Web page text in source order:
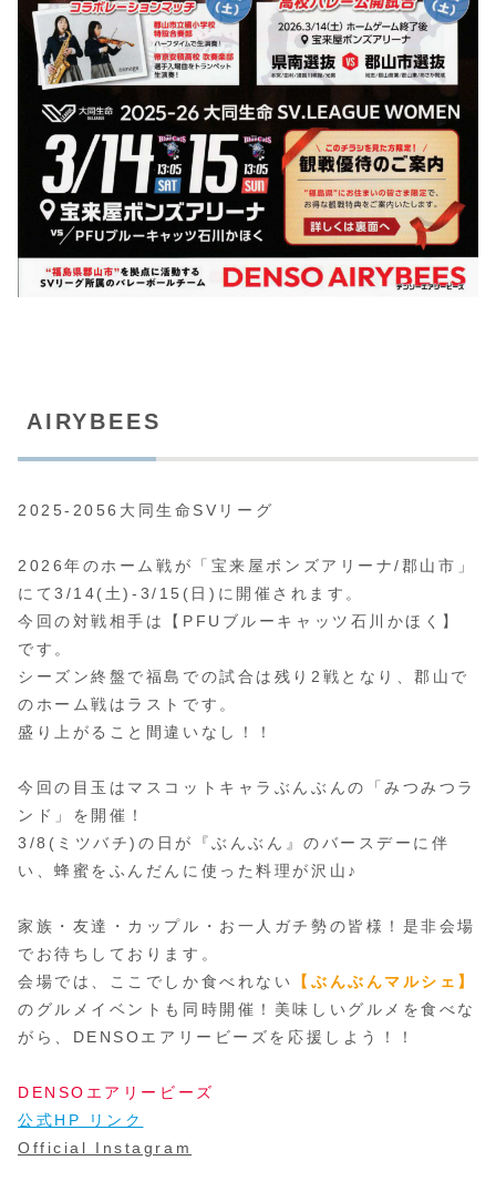
AIRYBEES
2025-2056大同生命SVリーグ
2026年のホーム戦が「宝来屋ボンズアリーナ/郡山市」
にて3/14(土)-3/15(日)に開催されます。
今回の対戦相手は【PFUブルーキャッツ石川かほく】
です。
シーズン終盤で福島での試合は残り2戦となり、郡山で
のホーム戦はラストです。
盛り上がること間違いなし！！
今回の目玉はマスコットキャラぶんぶんの「みつみつラ
ンド」を開催！
3/8(ミツバチ)の日が『ぶんぶん』のバースデーに伴
い、蜂蜜をふんだんに使った料理が沢山♪
家族・友達・カップル・お一人ガチ勢の皆様！是非会場
でお待ちしております。
会場では、ここでしか食べれない
【ぶんぶんマルシェ】
のグルメイベントも同時開催！美味しいグルメを食べな
がら、DENSOエアリービーズを応援しよう！！
DENSOエアリービーズ
公式HP リンク
Official Instagram